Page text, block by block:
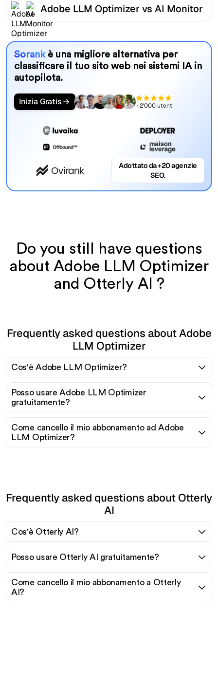
Adobe LLM Optimizer vs AI Monitor
Sorank è una migliore alternativa per
classificare il tuo sito web nei sistemi IA in
autopilota.
Inizia Gratis +2'000 utenti
Adottato da +20 agenzie
SEO.
Do you still have questions
about Adobe LLM Optimizer
and Otterly AI ?
Frequently asked questions about Adobe
LLM Optimizer
Cos'è Adobe LLM Optimizer?
Posso usare Adobe LLM Optimizer
gratuitamente?
Come cancello il mio abbonamento ad Adobe
LLM Optimizer?
Frequently asked questions about Otterly
AI
Cos'è Otterly AI?
Posso usare Otterly AI gratuitamente?
Come cancello il mio abbonamento a Otterly
AI?